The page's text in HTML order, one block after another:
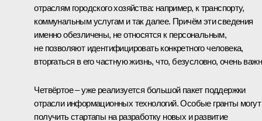
отраслям городского хозяйства: например, к транспорту,
коммунальным услугам и так далее. Причём эти сведения
именно обезличены, не относятся к персональным,
не позволяют идентифицировать конкретного человека,
вторгаться в его частную жизнь, что, безусловно, очень
Четвёртое – уже реализуется большой пакет поддержки
отрасли информационных технологий. Особые гранты могут
получить стартапы на разработку новых и развитие